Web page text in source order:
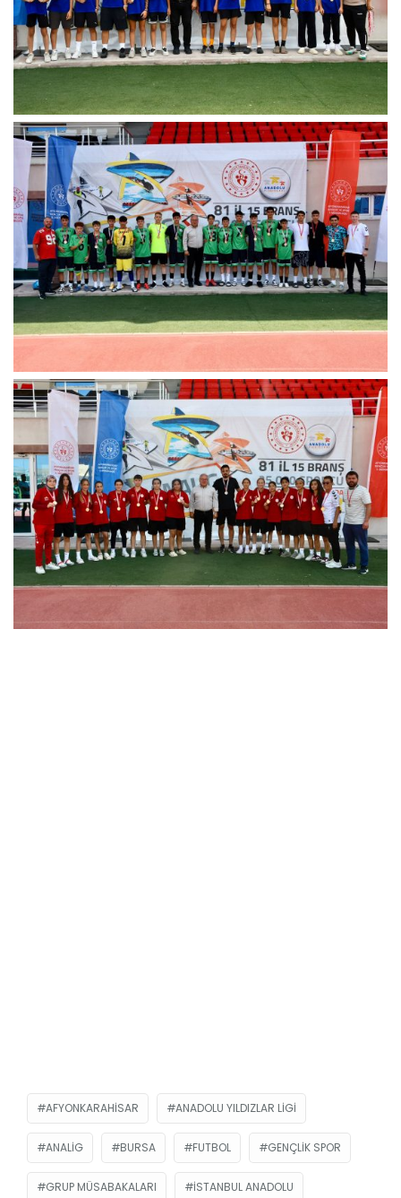
AFYONKARAHISAR ANADOLU YILDIZLAR LIGI
ANALİG BURSA FUTBOL GENÇLIK SPOR
GRUP MÜSABAKALARI İSTANBUL ANADOLU